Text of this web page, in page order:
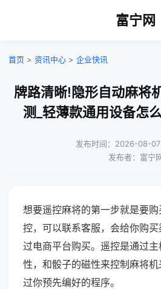
富宁网
首页 > 资讯中心 > 企业快讯
牌路清晰!隐形自动麻将
测_轻薄款通用设备怎
发布时间：2026-08-07
发布者：富宁
想要遥控麻将的第一步就是要
控，可以联系客服，会给你购
过电商平台购买。遥控是通过
性，和骰子的磁性来控制麻将
过你预先编好的程序。